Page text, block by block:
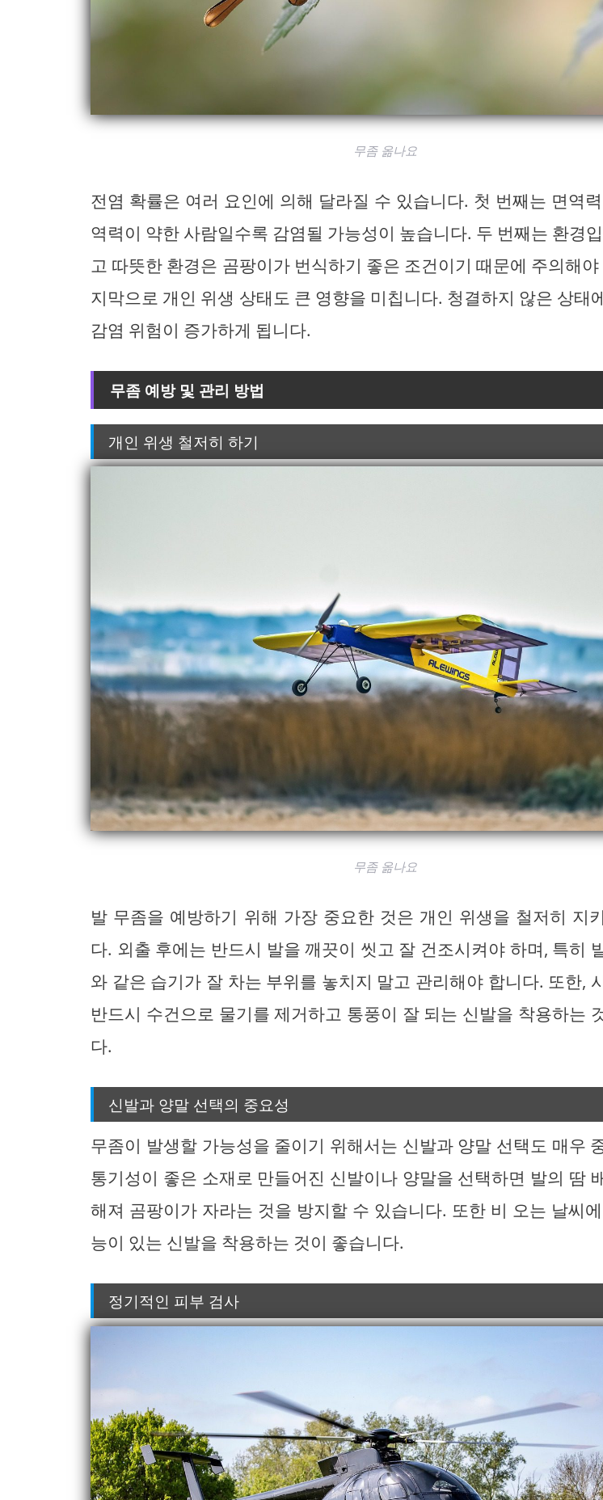
무좀 옮나요
전염 확률은 여러 요인에 의해 달라질 수 있습니다. 첫 번째는 면역
역력이 약한 사람일수록 감염될 가능성이 높습니다. 두 번째는 환경
고 따뜻한 환경은 곰팡이가 번식하기 좋은 조건이기 때문에 주의해
지막으로 개인 위생 상태도 큰 영향을 미칩니다. 청결하지 않은 상태
감염 위험이 증가하게 됩니다.
무좀 예방 및 관리 방법
개인 위생 철저히 하기
무좀 옮나요
발 무좀을 예방하기 위해 가장 중요한 것은 개인 위생을 철저히 지
다. 외출 후에는 반드시 발을 깨끗이 씻고 잘 건조시켜야 하며, 특히
와 같은 습기가 잘 차는 부위를 놓치지 말고 관리해야 합니다. 또한,
반드시 수건으로 물기를 제거하고 통풍이 잘 되는 신발을 착용하는
다.
신발과 양말 선택의 중요성
무좀이 발생할 가능성을 줄이기 위해서는 신발과 양말 선택도 매우
통기성이 좋은 소재로 만들어진 신발이나 양말을 선택하면 발의 땀
해져 곰팡이가 자라는 것을 방지할 수 있습니다. 또한 비 오는 날씨
능이 있는 신발을 착용하는 것이 좋습니다.
정기적인 피부 검사